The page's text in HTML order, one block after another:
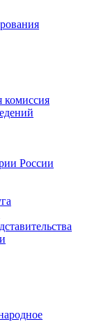
комиссия
России